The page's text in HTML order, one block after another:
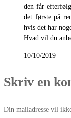
den får
det første på
hvis det har
Hvad vil du
10/10/2019
Skriv en
Din mailadresse vil